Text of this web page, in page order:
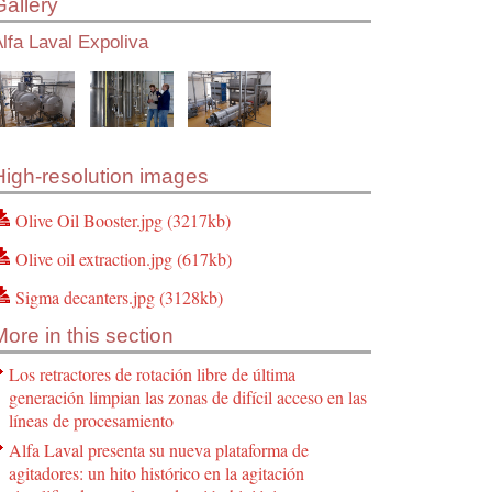
Laval Expoliva
resolution images
Olive Oil Booster.jpg (3217kb)
Olive oil extraction.jpg (617kb)
Sigma decanters.jpg (3128kb)
in this section
Los retractores de rotación libre de última
generación limpian las zonas de difícil acceso en las
líneas de procesamiento
Alfa Laval presenta su nueva plataforma de
agitadores: un hito histórico en la agitación